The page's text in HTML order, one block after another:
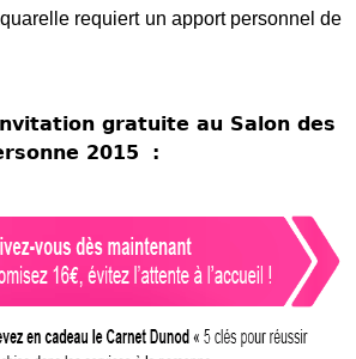
requiert un apport personnel de
gratuite au Salon des
2015 :